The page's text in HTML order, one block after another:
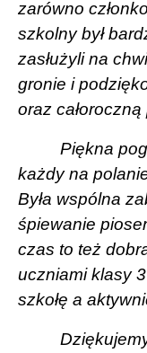
zarówno
szkolny był
zasłużyli na
gronie i
oraz całoroczną
Piękna
każdy na
Była wspólna
śpiewanie
czas to też
uczniami klasy
szkołę a